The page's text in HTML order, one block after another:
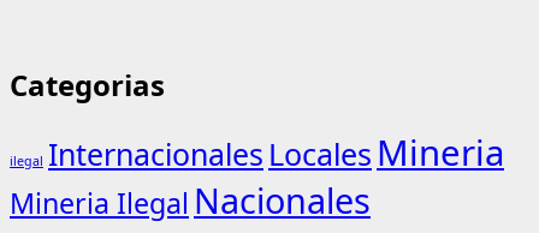
Categorias
ilegal Internacionales Locales Mineria
Mineria Ilegal Nacionales